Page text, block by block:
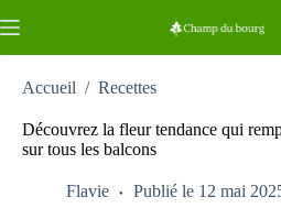
au
Accueil / Recettes
Découvrez la fleur tendance qui
sur tous les balcons
Flavie Publié le 12 mai